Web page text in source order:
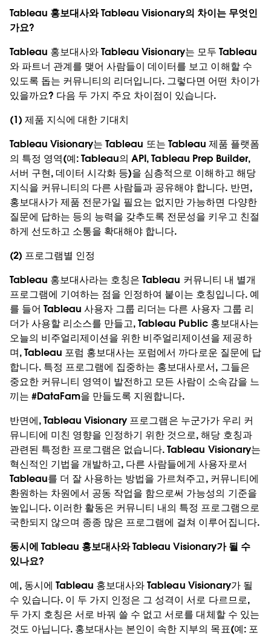
Tableau 홍보대사와 Tableau Visionary의 차이는 무엇인
가요?
Tableau 홍보대사와 Tableau Visionary는 모두 Tableau
와 파트너 관계를 맺어 사람들이 데이터를 보고 이해할 수
있도록 돕는 커뮤니티의 리더입니다. 그렇다면 어떤 차이가
있을까요? 다음 두 가지 주요 차이점이 있습니다.
(1) 제품 지식에 대한 기대치
Tableau Visionary는 Tableau 또는 Tableau 제품 플랫폼
의 특정 영역(예: Tableau의 API, Tableau Prep Builder,
서버 구현, 데이터 시각화 등)을 심층적으로 이해하고 해당
지식을 커뮤니티의 다른 사람들과 공유해야 합니다. 반면,
홍보대사가 제품 전문가일 필요는 없지만 가능하면 다양한
질문에 답하는 등의 능력을 갖추도록 전문성을 키우고 친절
하게 선도하고 소통을 확대해야 합니다.
(2) 프로그램별 인정
Tableau 홍보대사라는 호칭은 Tableau 커뮤니티 내 별개
프로그램에 기여하는 점을 인정하여 붙이는 호칭입니다. 예
를 들어 Tableau 사용자 그룹 리더는 다른 사용자 그룹 리
더가 사용할 리소스를 만들고, Tableau Public 홍보대사는
오늘의 비주얼리제이션을 위한 비주얼리제이션을 제공하
며, Tableau 포럼 홍보대사는 포럼에서 까다로운 질문에 답
합니다. 특정 프로그램에 집중하는 홍보대사로서, 그들은
중요한 커뮤니티 영역이 발전하고 모든 사람이 소속감을 느
끼는 #DataFam을 만들도록 지원합니다.
반면에, Tableau Visionary 프로그램은 누군가가 우리 커
뮤니티에 미친 영향을 인정하기 위한 것으로, 해당 호칭과
관련된 특정한 프로그램은 없습니다. Tableau Visionary는
혁신적인 기법을 개발하고, 다른 사람들에게 사용자로서
Tableau를 더 잘 사용하는 방법을 가르쳐주고, 커뮤니티에
환원하는 차원에서 공동 작업을 함으로써 가능성의 기준을
높입니다. 이러한 활동은 커뮤니티 내의 특정 프로그램으로
국한되지 않으며 종종 많은 프로그램에 걸쳐 이루어집니다.
동시에 Tableau 홍보대사와 Tableau Visionary가 될 수
있나요?
예, 동시에 Tableau 홍보대사와 Tableau Visionary가 될
수 있습니다. 이 두 가지 인정은 그 성격이 서로 다르므로,
두 가지 호칭은 서로 바꿔 쓸 수 없고 서로를 대체할 수 있는
것도 아닙니다. 홍보대사는 본인이 속한 지부의 목표(예: 포